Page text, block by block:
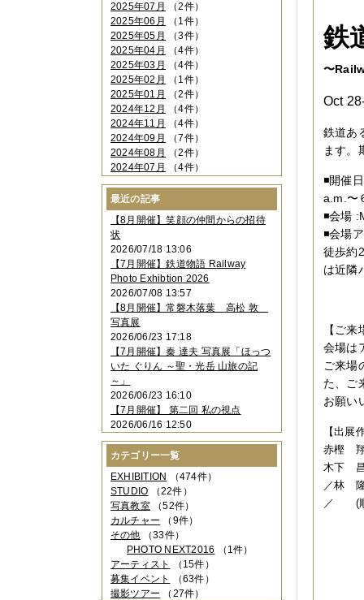
鉄
〜
Oct
鉄道あ
ます。
◾️開催
a.m.〜
◾️会場
◾️会場
徒歩約
は近隣
【ご
会場は
ご来場
た、ご
お願い
【出展
赤樫
木下
／林
／ (順
2025年07月
（2件）
2025年06月
（1件）
2025年05月
（3件）
2025年04月
（4件）
2025年03月
（4件）
2025年02月
（1件）
2025年01月
（2件）
2024年12月
（4件）
2024年11月
（4件）
2024年09月
（7件）
2024年08月
（2件）
2024年07月
（4件）
2024年06月（4件）
2024年04月
2024年03月（3件）
2024年02月（2件）
2023年12月
2023年11月 （4件）
2023年10月（3件）
2023年09月（4件）
2023年08月 （1件）
2023年06月（3件）
2023年05月
2023年04月 （2件）
2023年03月（5件）
2023年02月（3件）
2023年01月
2022年12月 （3件）
2022年11月（2件）
2022年10月（4件）
2022年09月（2件）
2022年08月
（3件）
2022年07月（3件）
2022年05月（4件）
2022年04月（2件）
2022年03月
（5件）
2022年02月（3件）
2022年01月（3件）
2021年12月（2件）
2021年11月（3件）
2021年10月
（1件）
最近の記事
【8月開催】笑顔の仲間からの招待
状
2026/07/18 13:06
【7月開催】鉄道物語 Railway
Photo Exhibtion 2026
2026/07/08 13:57
【8月開催】常磐木落葉 高松 敦
写真展
2026/06/23 17:18
【7月開催】秦 達夫 写真展「ほっつ
いた ぐりん ～聖・光岳 山旅の記
～」
2026/06/23 16:10
【7月開催】 第二回 私の視点
2026/06/16 12:50
カテゴリー一覧
EXHIBITION （474件）
STUDIO （22件）
写真教室（52件）
カルチャー （9件）
その他 （33件）
PHOTO NEXT2016 （1件）
アーティスト
（15件）
募集イベント
（63件）
撮影ツアー （27件）